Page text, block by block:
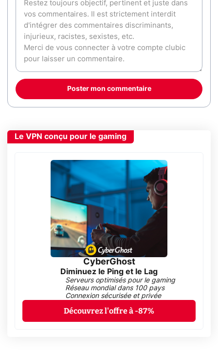
Poster mon commentaire
Le VPN conçu pour le gaming
CyberGhost
Diminuez le Ping et le Lag
Serveurs optimisés pour le gaming
Réseau mondial dans 100 pays
Connexion sécurisée et privée
Découvrez l'offre à -87%